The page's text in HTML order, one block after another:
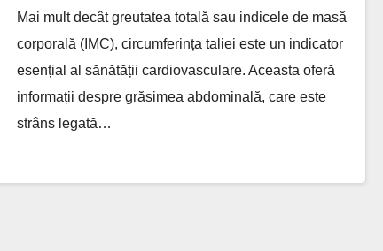
Mai mult decât greutatea totală sau indicele de masă
corporală (IMC), circumferința taliei este un indicator
esențial al sănătății cardiovasculare. Aceasta oferă
informații despre grăsimea abdominală, care este
strâns legată…